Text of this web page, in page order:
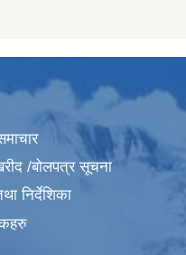
/बोलपत्र सूचना
निर्देशिका